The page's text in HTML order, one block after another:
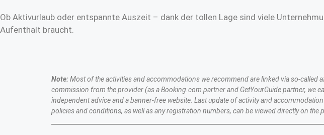
Ob Aktivurlaub oder entspannte Auszeit – dank der tollen Lage sind viele
Aufenthalt braucht.
Note:Most of the activities and accommodations we recommend are linked via so-called
commission from the provider (as a Booking.com partner and GetYourGuide partner,
independent advice and a banner-free website. Last update of activity and
policies and conditions, as well as any registration numbers, can be viewed directly on the